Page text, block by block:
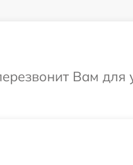
Вам для